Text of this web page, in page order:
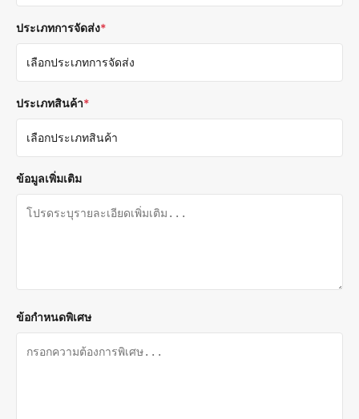
ประเภทการจัดส่ง*
ประเภทสินค้า*
ข้อมูลเพิ่มเติม
ข้อกำหนดพิเศษ